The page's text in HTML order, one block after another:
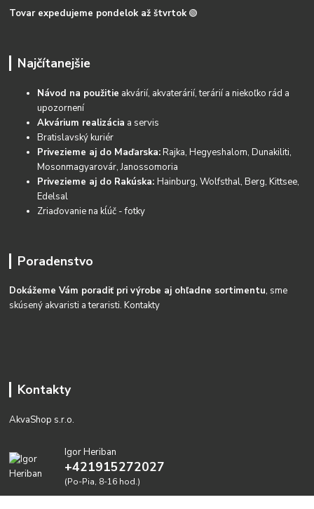
Tovar expedujeme pondelok až štvrtok 🟢
Najčítanejšie
Návod na použitie akvárií, akvaterárií, terárií a niekoľko rád a
upozornení
Akvárium realizácia a servis
Bratislavský kuriér
Privezieme aj do Maďarska:Rajka, Hegyeshalom, Dunakiliti,
Mosonmagyarovár, Janossomoria
Privezieme aj do Rakúska:Hainburg, Wolfsthal, Berg, Kittsee,
Edelsal
Zriaďovanie na kĺúč - fotky
Poradenstvo
Dokážeme Vám poradiť pri výrobe aj ohľadne sortimentu, sme
skúsený akvaristi a teraristi.Kontakty
Kontakty
AkvaShop s.r.o.
Igor Heriban
+421915272027
(Po-Pia, 8-16 hod.)